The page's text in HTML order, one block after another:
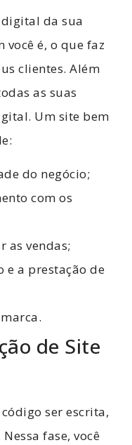
da sua
você é, o que faz
clientes. Além
as suas
Um site bem
do negócio;
com os
as vendas;
e a prestação de
de Site
ser escrita,
fase, você